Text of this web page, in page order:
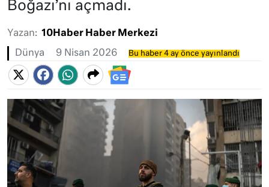
Boğazı’nı açmadı.
Yazan: 10Haber Haber Merkezi
Dünya 9 Nisan 2026 Bu haber 4 ay önce yayınlandı